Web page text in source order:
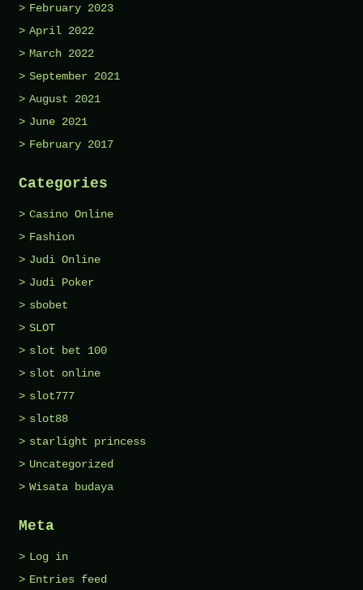
February 2023
April 2022
March 2022
September 2021
August 2021
June 2021
February 2017
Categories
Casino Online
Fashion
Judi Online
Judi Poker
sbobet
SLOT
slot bet 100
slot online
slot777
slot88
starlight princess
Uncategorized
Wisata budaya
Meta
Log in
Entries feed